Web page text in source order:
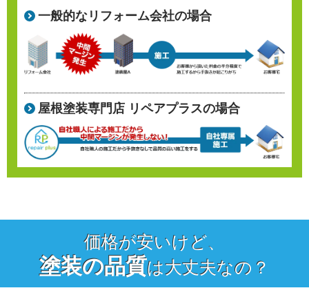
一般的なリフォーム会社の場合
屋根塗装専門店 リペアプラスの場合
価格が安いけど、
塗装の品質は大丈夫なの？